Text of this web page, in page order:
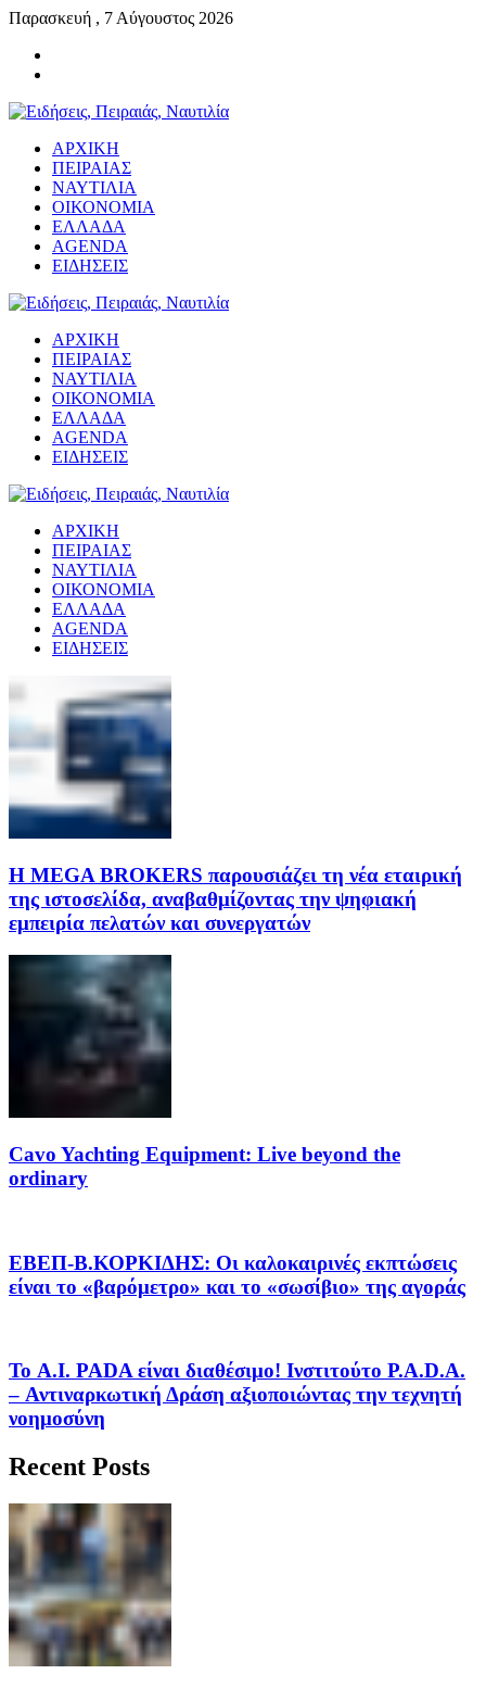
Παρασκευή , 7 Αύγουστος 2026
ΑΡΧΙΚΗ
ΠΕΙΡΑΙΑΣ
ΝΑΥΤΙΛΙΑ
ΟΙΚΟΝΟΜΙΑ
ΕΛΛΑΔΑ
AGENDA
ΕΙΔΗΣΕΙΣ
ΑΡΧΙΚΗ
ΠΕΙΡΑΙΑΣ
ΝΑΥΤΙΛΙΑ
ΟΙΚΟΝΟΜΙΑ
ΕΛΛΑΔΑ
AGENDA
ΕΙΔΗΣΕΙΣ
ΑΡΧΙΚΗ
ΠΕΙΡΑΙΑΣ
ΝΑΥΤΙΛΙΑ
ΟΙΚΟΝΟΜΙΑ
ΕΛΛΑΔΑ
AGENDA
ΕΙΔΗΣΕΙΣ
Η MEGA BROKERS παρουσιάζει τη νέα εταιρική
της ιστοσελίδα, αναβαθμίζοντας την ψηφιακή
εμπειρία πελατών και συνεργατών
Cavo Yachting Equipment: Live beyond the
ordinary
EΒΕΠ-Β.ΚΟΡΚΙΔΗΣ: Οι καλοκαιρινές εκπτώσεις
είναι το «βαρόμετρο» και το «σωσίβιο» της αγοράς
Το A.I. PADA είναι διαθέσιμο! Ινστιτούτο P.A.D.A.
– Αντιναρκωτική Δράση αξιοποιώντας την τεχνητή
νοημοσύνη
Recent Posts